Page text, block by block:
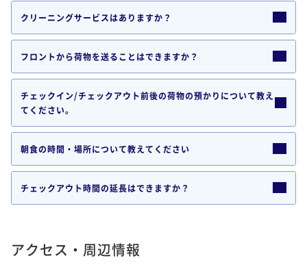
クリーニングサービスはありますか？
フロントから荷物を送ることはできますか？
チェックイン/チェックアウト前後の荷物の預かりについて教え
てください。
朝食の時間・場所について教えてください
チェックアウト時間の延長はできますか？
アクセス・周辺情報